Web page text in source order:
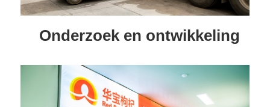
Onderzoek en ontwikkeling